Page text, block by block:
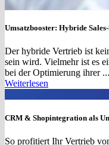
Umsatzbooster: Hybride
Der hybride Vertrieb ist
sein wird. Vielmehr ist es
bei der Optimierung ihrer ...
Weiterlesen
CRM & Shopintegration als
So profitiert Ihr Vertrieb